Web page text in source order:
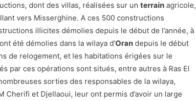
dont des villas, réalisées sur un terrain agricole,
vers Misserghine. A ces 500 constructions
illicites démolies depuis le début de l’année, à
été démolies dans la wilaya d’Oran depuis le début
de relogement, et les habitations érigées sur le
par ces opérations sont situés, entre autres à Ras El
sorties des responsables de la wilaya,
Cherifi et Djellaoui, leur ont permis d’avoir un large